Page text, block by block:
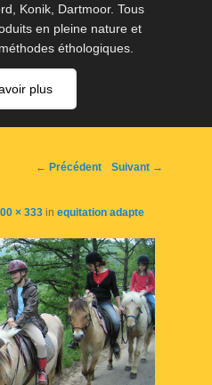
Konik, Dartmoor. Tous
en pleine nature et
éthologiques.
plus
Navigation
← Précédent Suivant →
× 333 in equitation adapte